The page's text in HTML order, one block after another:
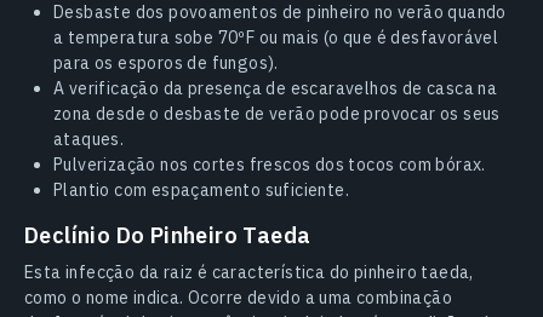
Desbaste dos povoamentos de pinheiro no verão quando
a temperatura sobe 70ºF ou mais (o que é desfavorável
para os esporos de fungos).
A verificação da presença de escaravelhos de casca na
zona desde o desbaste de verão pode provocar os seus
ataques.
Pulverização nos cortes frescos dos tocos com bórax.
Plantio com espaçamento suficiente.
Declínio Do Pinheiro Taeda
Esta infecção da raiz é característica do pinheiro taeda,
como o nome indica. Ocorre devido a uma combinação